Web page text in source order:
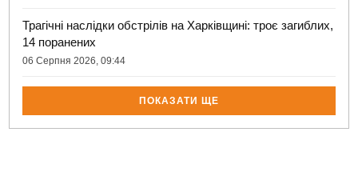
Трагічні наслідки обстрілів на Харківщині: троє загиблих,
14 поранених
06 Серпня 2026, 09:44
ПОКАЗАТИ ЩЕ